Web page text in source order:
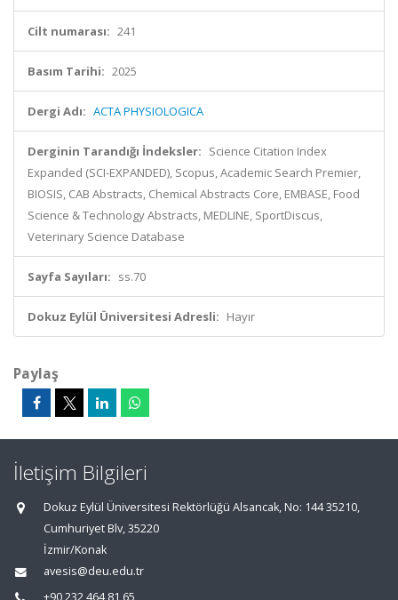
Cilt numarası: 241
Basım Tarihi: 2025
Dergi Adı: ACTA PHYSIOLOGICA
Derginin Tarandığı İndeksler: Science Citation Index
Expanded (SCI-EXPANDED), Scopus, Academic Search Premier,
BIOSIS, CAB Abstracts, Chemical Abstracts Core, EMBASE, Food
Science & Technology Abstracts, MEDLINE, SportDiscus,
Veterinary Science Database
Sayfa Sayıları: ss.70
Dokuz Eylül Üniversitesi Adresli: Hayır
Paylaş
İletişim Bilgileri
Dokuz Eylül Üniversitesi Rektörlüğü Alsancak, No: 144 35210,
Cumhuriyet Blv, 35220
İzmir/Konak
avesis@deu.edu.tr
+90 232 464 81 65